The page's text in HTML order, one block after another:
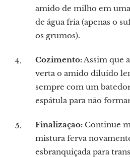
amido de milho em
de água fria (apenas o
os grumos).
Cozimento:Assim que
verta o amido diluído
sempre com um
espátula para não
Finalização: Continue
mistura ferva
esbranquiçada para